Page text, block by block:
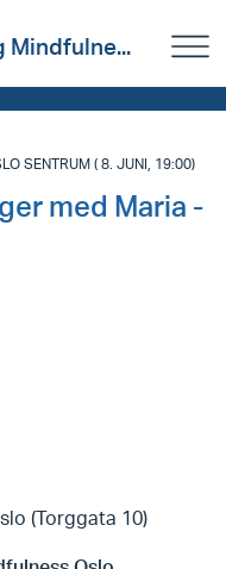
Mindfulne...
SENTRUM ( 8. JUNI, 19:00)
med Maria -
(Torggata 10)